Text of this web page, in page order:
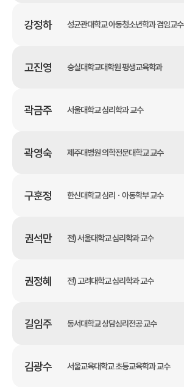
강정하 성균관대학교 아동청소년학과 겸임교수
고진영 숭실대학교대학원 평생교육학과
곽금주 서울대학교 심리학과 교수
곽영숙 제주대병원 의학전문대학교 교수
구훈정 한신대학교 심리ㆍ아동학부 교수
권석만 전) 서울대학교 심리학과 교수
권정혜 전) 고려대학교 심리학과 교수
길임주 동서대학교 상담심리전공 교수
김광수 서울교육대학교 초등교육학과 교수